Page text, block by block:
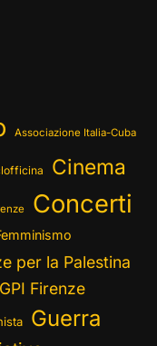
Associazione Italia-Cuba
Cinema
Concerti
per la Palestina
GPI Firenze
Guerra